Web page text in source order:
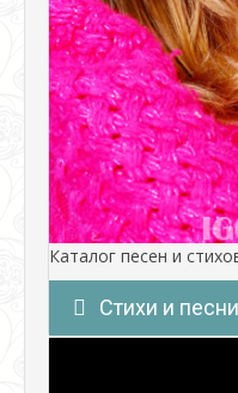
Каталог песен и
Стихи и